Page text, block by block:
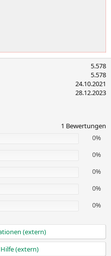
5.578
5.578
24.10.2021
28.12.2023
1 Bewertungen
0%
0%
0%
0%
0%
(extern)
(extern)